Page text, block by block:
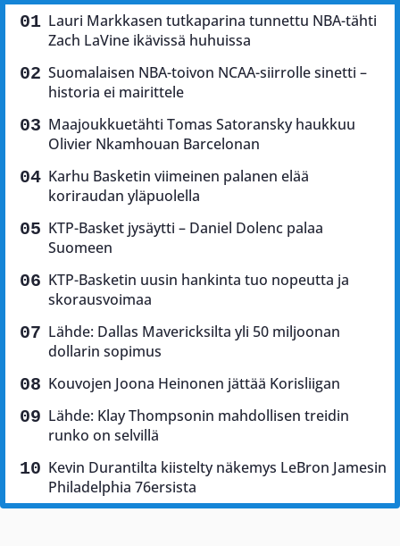
Lauri Markkasen tutkaparina tunnettu NBA-tähti
Zach LaVine ikävissä huhuissa
Suomalaisen NBA-toivon NCAA-siirrolle sinetti –
historia ei mairittele
Maajoukkuetähti Tomas Satoransky haukkuu
Olivier Nkamhouan Barcelonan
Karhu Basketin viimeinen palanen elää
koriraudan yläpuolella
KTP-Basket jysäytti – Daniel Dolenc palaa
Suomeen
KTP-Basketin uusin hankinta tuo nopeutta ja
skorausvoimaa
Lähde: Dallas Mavericksilta yli 50 miljoonan
dollarin sopimus
Kouvojen Joona Heinonen jättää Korisliigan
Lähde: Klay Thompsonin mahdollisen treidin
runko on selvillä
Kevin Durantilta kiistelty näkemys LeBron Jamesin
Philadelphia 76ersista